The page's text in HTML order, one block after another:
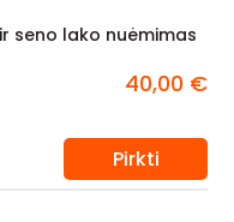
seno lako nuėmimas
40,00 €
Pirkti